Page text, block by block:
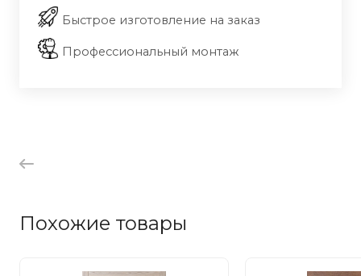
Быстрое изготовление на заказ
Профессиональный монтаж
Похожие товары